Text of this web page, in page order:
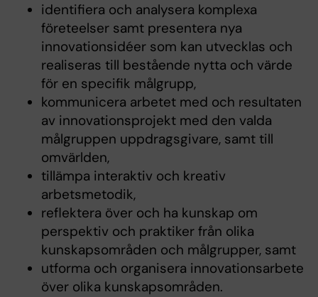
identifiera och analysera komplexa
företeelser samt presentera nya
innovationsidéer som kan utvecklas och
realiseras till bestående nytta och värde
för en specifik målgrupp,
kommunicera arbetet med och resultaten
av innovationsprojekt med den valda
målgruppen uppdragsgivare, samt till
omvärlden,
tillämpa interaktiv och kreativ
arbetsmetodik,
reflektera över och ha kunskap om
perspektiv och praktiker från olika
kunskapsområden och målgrupper, samt
utforma och organisera innovationsarbete
över olika kunskapsområden.